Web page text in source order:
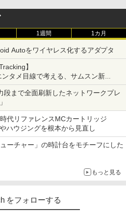
1週間 1カ月
Autoをワイヤレス化するアダプタ
】
タメ目線で考える、サムスン新
段まで全面刷新したネットワークプレ
代リファレンスMCカートリッジ
ハウジングを根本から見直し
ーチャー」の時計台をモチーフにした
もっと見る
をフォローする